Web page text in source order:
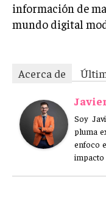
información de
mundo digital
Acerca de
Soy
pluma
enfoco
impacto